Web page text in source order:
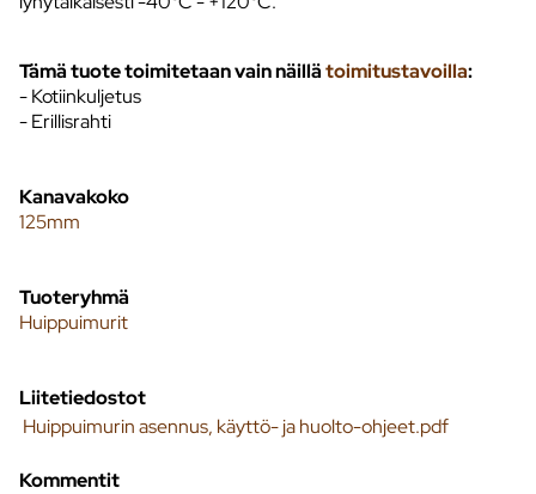
Tämä tuote toimitetaan vain näillätoimitustavoilla:
- Kotiinkuljetus
- Erillisrahti
Kanavakoko
125mm
Tuoteryhmä
Huippuimurit
Liitetiedostot
Huippuimurin asennus, käyttö- ja huolto-ohjeet.pdf
Kommentit